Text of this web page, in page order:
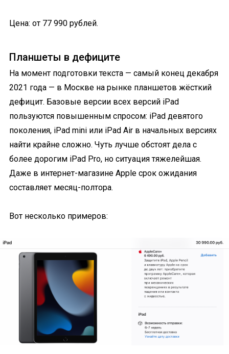
Цена: от 77 990 рублей.
Планшеты в дефиците
На момент подготовки текста — самый конец декабря
2021 года — в Москве на рынке планшетов жёсткий
дефицит. Базовые версии всех версий iPad
пользуются повышенным спросом: iPad девятого
поколения, iPad mini или iPad Air в начальных версиях
найти крайне сложно. Чуть лучше обстоят дела с
более дорогим iPad Pro, но ситуация тяжелейшая.
Даже в интернет-магазине Apple срок ожидания
составляет месяц-полтора.
Вот несколько примеров: